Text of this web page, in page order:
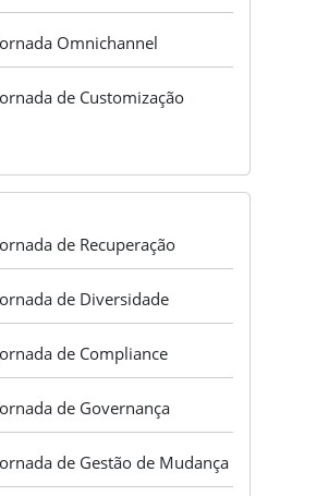
Omnichannel
de Customização
de Recuperação
de Diversidade
de Compliance
de Governança
de Gestão de Mudança